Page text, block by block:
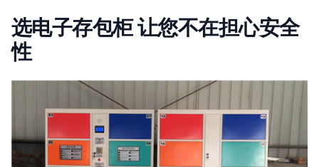
选电子存包柜 让您不在担心安全
性